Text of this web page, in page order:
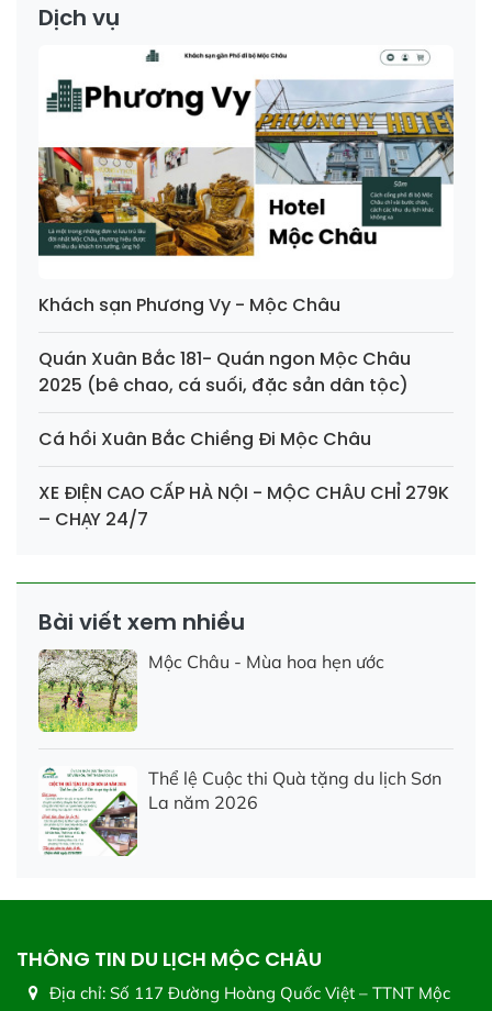
Dịch vụ
Khách sạn Phương Vy - Mộc Châu
Quán Xuân Bắc 181- Quán ngon Mộc Châu
2025 (bê chao, cá suối, đặc sản dân tộc)
Cá hồi Xuân Bắc Chiềng Đi Mộc Châu
XE ĐIỆN CAO CẤP HÀ NỘI - MỘC CHÂU CHỈ 279K
– CHẠY 24/7
Bài viết xem nhiều
Mộc Châu - Mùa hoa hẹn ước
Thể lệ Cuộc thi Quà tặng du lịch Sơn
La năm 2026
THÔNG TIN DU LỊCH MỘC CHÂU
Địa chỉ: Số 117 Đường Hoàng Quốc Việt – TTNT Mộc